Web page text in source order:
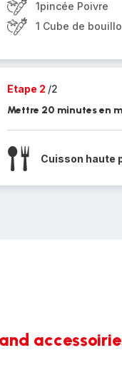
1pincée Poivre
1 Cube de
Etape 2 /2
Mettre 20 minutes en
Cuisson haute